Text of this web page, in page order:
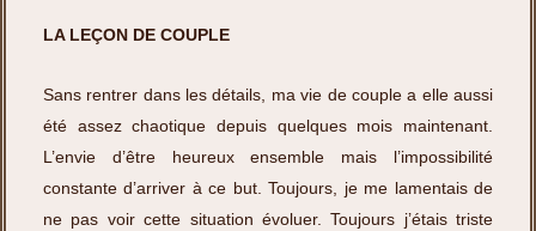
LA LEÇON DE COUPLE
Sans rentrer dans les détails, ma vie de couple a elle aussi
été assez chaotique depuis quelques mois maintenant.
L’envie d’être heureux ensemble mais l’impossibilité
constante d’arriver à ce but. Toujours, je me lamentais de
ne pas voir cette situation évoluer. Toujours j’étais triste